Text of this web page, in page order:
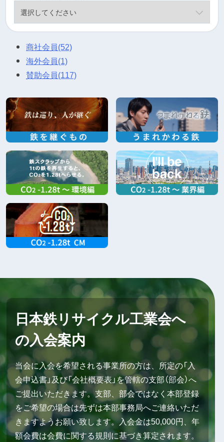
商社会員(52)
海外会員(1)
賛助会員(117)
日本鉄リサイクル工業会へ
の入会案内
当会に入会を希望される事業所の方は、所定の「入
会申込書」及び「会社概要表」を管轄の支部（部会）へ
ご提出いただきます。支部、部会ではなく本部登録
をご希望の場合は先ずは本部事務局へご連絡いただ
きますようお願い致します。入会金は50,000円、年
額会費は会費に関する規則に基づき算定されます。